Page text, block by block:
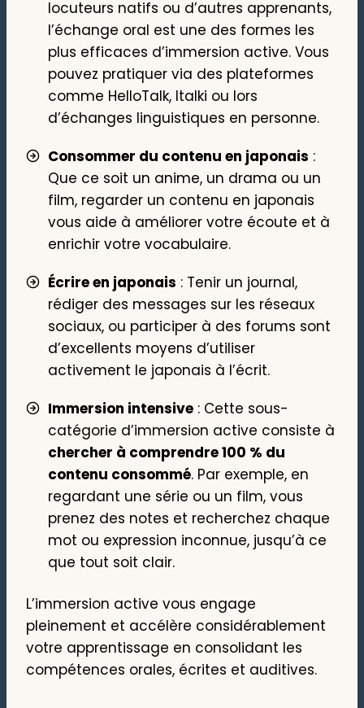
locuteurs natifs ou d’autres apprenants,
l’échange oral est une des formes les
plus efficaces d’immersion active. Vous
pouvez pratiquer via des plateformes
comme HelloTalk, Italki ou lors
d’échanges linguistiques en personne.
Consommer du contenu en japonais :
Que ce soit un anime, un drama ou un
film, regarder un contenu en japonais
vous aide à améliorer votre écoute et à
enrichir votre vocabulaire.
Écrire en japonais : Tenir un journal,
rédiger des messages sur les réseaux
sociaux, ou participer à des forums sont
d’excellents moyens d’utiliser
activement le japonais à l’écrit.
Immersion intensive : Cette sous-
catégorie d’immersion active consiste à
chercher à comprendre 100 % du
contenu consommé. Par exemple, en
regardant une série ou un film, vous
prenez des notes et recherchez chaque
mot ou expression inconnue, jusqu’à ce
que tout soit clair.
L’immersion active vous engage
pleinement et accélère considérablement
votre apprentissage en consolidant les
compétences orales, écrites et auditives.